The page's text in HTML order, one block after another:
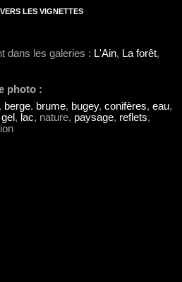
LES VIGNETTES
dans les galeries : L'Ain, La forêt,
photo :
, berge, brume, bugey, conifères, eau,
gel , lac, nature, paysage, reflets,